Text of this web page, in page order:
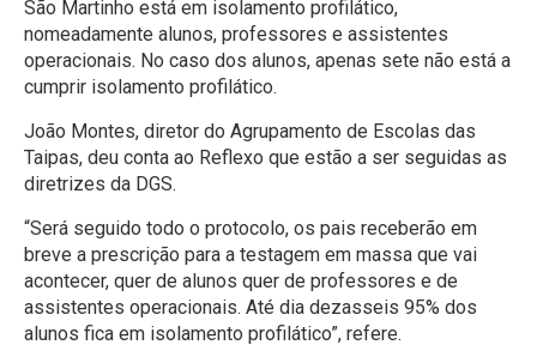
São Martinho está em isolamento profilático,
nomeadamente alunos, professores e assistentes
operacionais. No caso dos alunos, apenas sete não está a
cumprir isolamento profilático.
João Montes, diretor do Agrupamento de Escolas das
Taipas, deu conta ao Reflexo que estão a ser seguidas as
diretrizes da DGS.
“Será seguido todo o protocolo, os pais receberão em
breve a prescrição para a testagem em massa que vai
acontecer, quer de alunos quer de professores e de
assistentes operacionais. Até dia dezasseis 95% dos
alunos fica em isolamento profilático”, refere.